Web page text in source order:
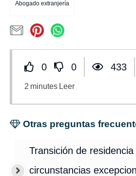
Abogado extranjería
0 0 433
2 minutes Leer
Otras preguntas
Transición de
circunstancias